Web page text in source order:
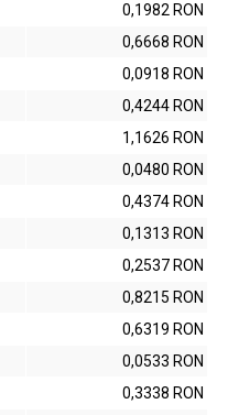
0,1982 RON
0,6668 RON
0,0918 RON
0,4244 RON
1,1626 RON
0,0480 RON
0,4374 RON
0,1313 RON
0,2537 RON
0,8215 RON
0,6319 RON
0,0533 RON
0,3338 RON